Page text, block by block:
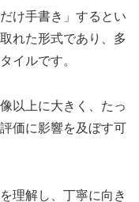
け手書き」するとい
れた形式であり、多
イルです。
以上に大きく、たっ
価に影響を及ぼす可
理解し、丁寧に向き